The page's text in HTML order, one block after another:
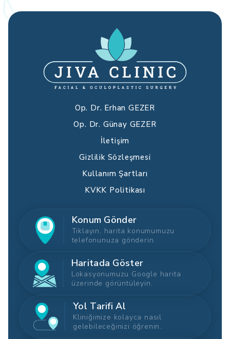
Op. Dr. Erhan GEZER
Op. Dr. Günay GEZER
İletişim
Gizlilik Sözleşmesi
Kullanım Şartları
KVKK Politikası
Konum Gönder
Tıklayın, harita konumumuzu
telefonunuza gönderin.
Haritada Göster
Lokasyonumuzu Google harita
üzerinde görüntüleyin.
Yol Tarifi Al
Kliniğimize kolayca nasıl
gelebileceğinizi öğrenin.